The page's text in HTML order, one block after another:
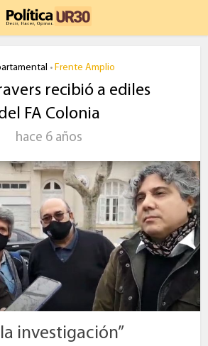
• Frente Amplio
recibió a ediles
FA Colonia
hace 6 años
investigación”